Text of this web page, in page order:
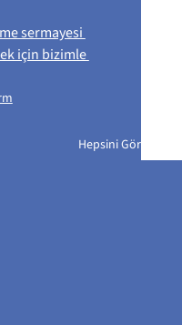
sermayesi
için bizimle
Hepsini Gör